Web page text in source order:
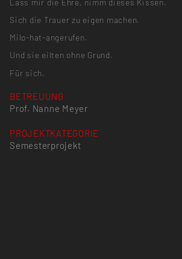
Sich die Trauer zu eigen machen.
Milo-hat-angerufen.
Und sie eilten ohne Grund.
Für sich.
BETREUUNG
Prof. Nanne Meyer
PROJEKTKATEGORIE
Semesterprojekt